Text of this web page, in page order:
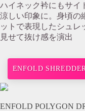
ハイネック衿にもサイ
涼しい印象に。身頃の
ットで表現したシュレ
見せて抜け感を演出
ENFOLD
ENFOLD POLYGON